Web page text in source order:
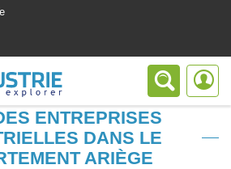
ENTREPRISES
DANS LE
ARIÈGE